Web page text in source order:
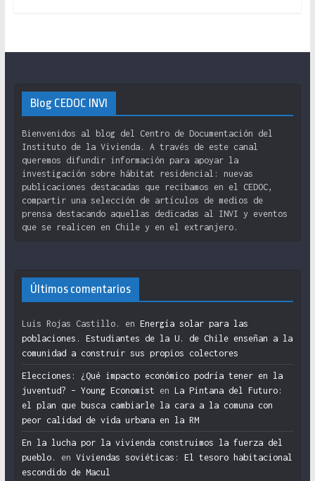
Blog CEDOC INVI
Bienvenidos al blog del Centro de Documentación del
Instituto de la Vivienda. A través de este canal
queremos difundir información para apoyar la
investigación sobre hábitat residencial: nuevas
publicaciones destacadas que recibamos en el CEDOC,
compartir una selección de artículos de medios de
prensa destacando aquellas dedicadas al INVI y eventos
que se realicen en Chile y en el extranjero.
Últimos comentarios
Luis Rojas Castillo. en Energía solar para las
poblaciones. Estudiantes de la U. de Chile enseñan a la
comunidad a construir sus propios colectores
Elecciones: ¿Qué impacto económico podría tener en la
juventud? – Young Economist en La Pintana del Futuro:
el plan que busca cambiarle la cara a la comuna con
peor calidad de vida urbana en la RM
En la lucha por la vivienda construimos la fuerza del
pueblo.
en Viviendas soviéticas: El tesoro habitacional
escondido de Macul